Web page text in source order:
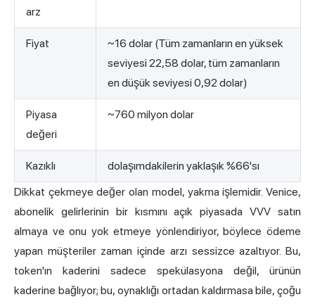
arz
Fiyat
~16 dolar (Tüm zamanların en yüksek
seviyesi 22,58 dolar, tüm zamanların
en düşük seviyesi 0,92 dolar)
Piyasa
değeri
~760 milyon dolar
Kazıklı
dolaşımdakilerin yaklaşık %66'sı
Dikkat çekmeye değer olan model, yakma işlemidir. Venice,
abonelik gelirlerinin bir kısmını açık piyasada VVV satın
almaya ve onu yok etmeye yönlendiriyor, böylece ödeme
yapan müşteriler zaman içinde arzı sessizce azaltıyor. Bu,
token'ın kaderini sadece spekülasyona değil, ürünün
kaderine bağlıyor; bu, oynaklığı ortadan kaldırmasa bile, çoğu